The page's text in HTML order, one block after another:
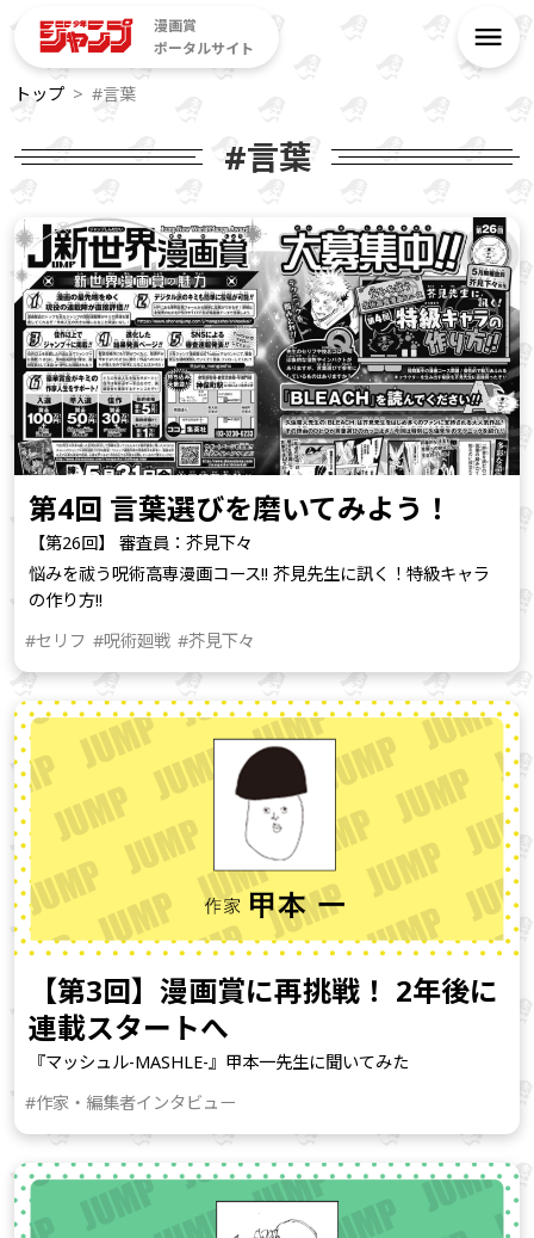
漫画賞
ポータルサイト
トップ #言葉
#言葉
第4回 言葉選びを磨いてみよう！
【第26回】 審査員：芥見下々
悩みを祓う呪術高専漫画コース!! 芥見先生に訊く！特級キャラ
の作り方!!
#セリフ #呪術廻戦 #芥見下々
【第3回】漫画賞に再挑戦！ 2年後に
連載スタートへ
『マッシュル-MASHLE-』甲本一先生に聞いてみた
#作家・編集者インタビュー